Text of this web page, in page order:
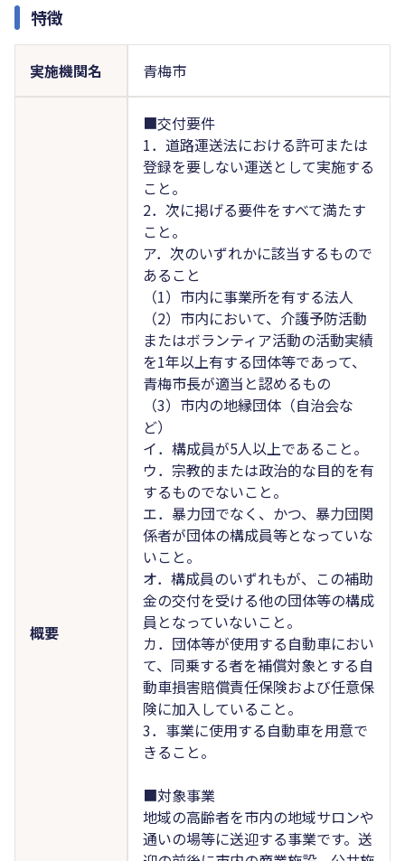
特徴
実施機関名 青梅市
概要
■交付要件
1．道路運送法における許可または
登録を要しない運送として実施する
こと。
2．次に掲げる要件をすべて満たす
こと。
ア．次のいずれかに該当するもので
あること
（1）市内に事業所を有する法人
（2）市内において、介護予防活動
またはボランティア活動の活動実績
を1年以上有する団体等であって、
青梅市長が適当と認めるもの
（3）市内の地縁団体（自治会な
ど）
イ．構成員が5人以上であること。
ウ．宗教的または政治的な目的を有
するものでないこと。
エ．暴力団でなく、かつ、暴力団関
係者が団体の構成員等となっていな
いこと。
オ．構成員のいずれもが、この補助
金の交付を受ける他の団体等の構成
員となっていないこと。
カ．団体等が使用する自動車におい
て、同乗する者を補償対象とする自
動車損害賠償責任保険および任意保
険に加入していること。
3．事業に使用する自動車を用意で
きること。
■対象事業
地域の高齢者を市内の地域サロンや
通いの場等に送迎する事業です。送